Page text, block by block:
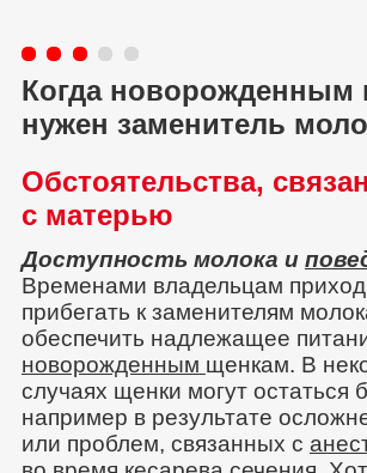
Когда новорожденным
нужен заменитель
Обстоятельства,
с матерью
Доступность молока и
Временами владельцам
прибегать к заменителям
обеспечить надлежащее
новорожденным щенкам. В
случаях щенки могут остаться
например в результате
или проблем, связанных с